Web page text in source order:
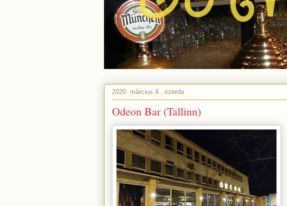
2020. március 4., szerda
Odeon Bar (Tallinn)